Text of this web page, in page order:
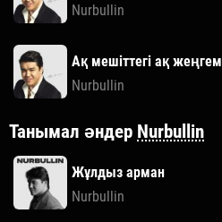
Nurbullin
Ақ мешіттегі ақ жеңгем
Nurbullin
Танымал әндер Nurbullin
Жұлдыз арман
Nurbullin